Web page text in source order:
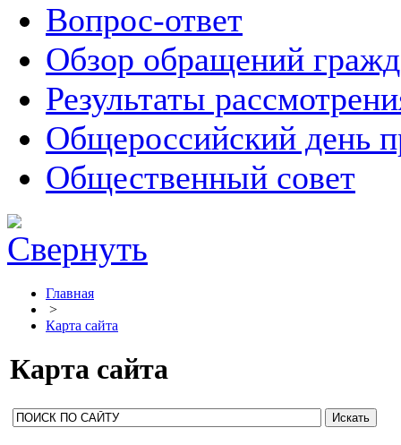
Вопрос-ответ
Обзор обращений
Результаты
Общероссийский день
Общественный совет
Главная
>
Карта сайта
Карта сайта